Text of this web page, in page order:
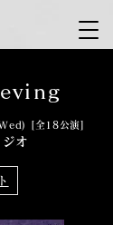
[全18公演]
オ